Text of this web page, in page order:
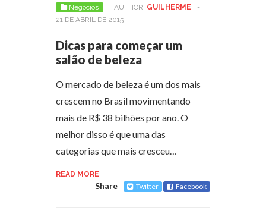
Negócios AUTHOR: GUILHERME
-
21 DE ABRIL DE 2015
Dicas para começar um
salão de beleza
O mercado de beleza é um dos mais
crescem no Brasil movimentando
mais de R$ 38 bilhões por ano. O
melhor disso é que uma das
categorias que mais cresceu…
READ MORE
Share Twitter Facebook